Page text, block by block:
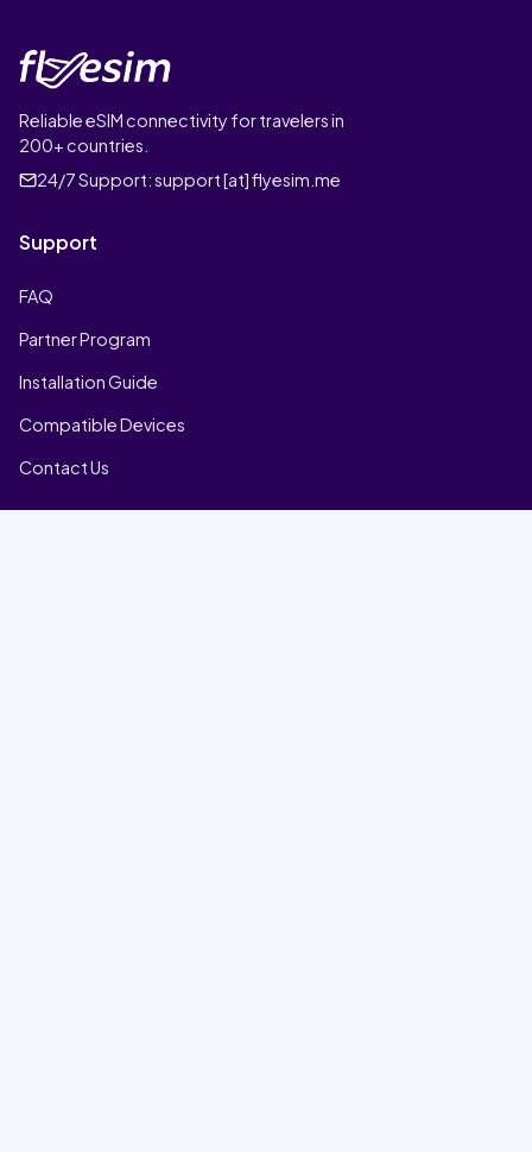
Reliable eSIM connectivity for travelers in
200+ countries.
24/7 Support:support [at] flyesim.me
Support
FAQ
Partner Program
Installation Guide
Compatible Devices
Contact Us